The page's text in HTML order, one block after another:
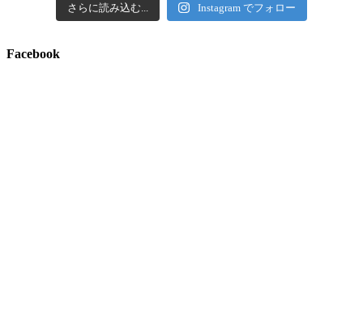
さらに読み込む... Instagram でフォロー
Facebook